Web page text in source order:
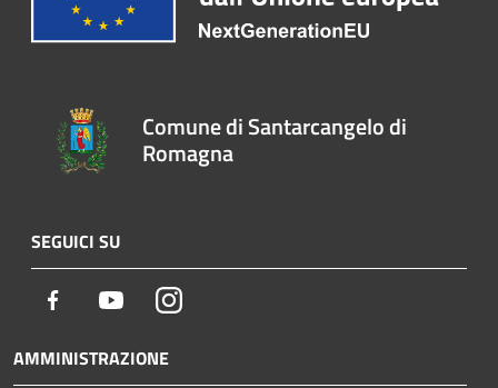
Comune di Santarcangelo di
Romagna
SEGUICI SU
Facebook YoutubeInstagram
AMMINISTRAZIONE